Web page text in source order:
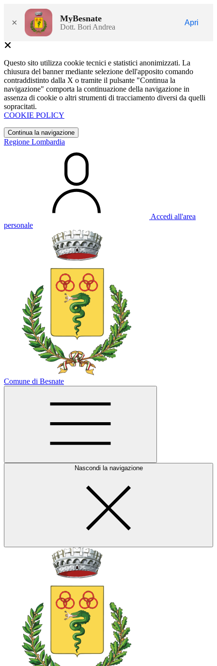
× MyBesnate
Dott. Bori Andrea
Apri
Questo sito utilizza cookie tecnici e statistici anonimizzati. La
chiusura del banner mediante selezione dell'apposito comando
contraddistinto dalla X o tramite il pulsante "Continua la
navigazione" comporta la continuazione della navigazione in
assenza di cookie o altri strumenti di tracciamento diversi da quelli
sopracitati.
COOKIE POLICY
Continua la navigazione
Regione Lombardia
Accedi all'area
personale
Comune di Besnate
Nascondi la navigazione